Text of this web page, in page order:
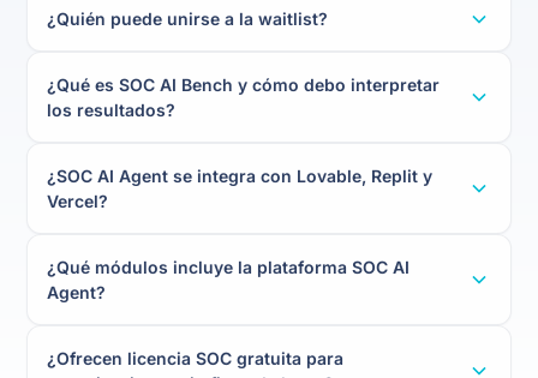
¿Quién puede unirse a la waitlist?
¿Qué es SOC AI Bench y cómo debo interpretar
los resultados?
¿SOC AI Agent se integra con Lovable, Replit y
Vercel?
¿Qué módulos incluye la plataforma SOC AI
Agent?
¿Ofrecen licencia SOC gratuita para